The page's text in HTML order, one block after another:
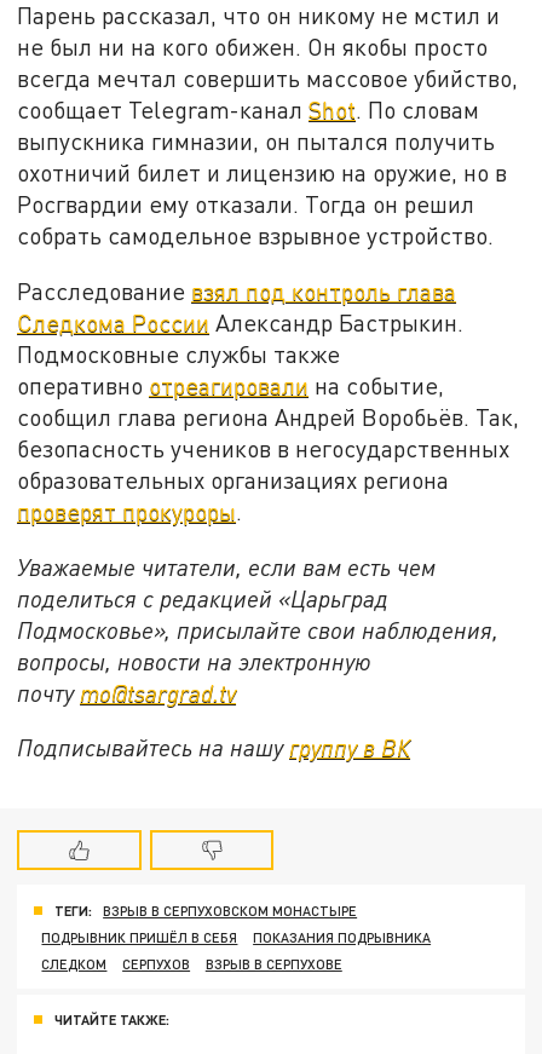
Парень рассказал, что он никому не мстил и
не был ни на кого обижен. Он якобы просто
всегда мечтал совершить массовое убийство,
сообщает Telegram-каналShot. По словам
выпускника гимназии, он пытался получить
охотничий билет и лицензию на оружие, но в
Росгвардии ему отказали. Тогда он решил
собрать самодельное взрывное устройство.
Расследование взял под контроль глава
Следкома России Александр Бастрыкин.
Подмосковные службы также
оперативно отреагировали на событие,
сообщил глава региона Андрей Воробьёв. Так,
безопасность учеников в негосударственных
образовательных организациях региона
проверят прокуроры.
Уважаемые читатели, если вам есть чем
поделиться с редакцией «Царьград
Подмосковье», присылайте свои наблюдения,
вопросы, новости на электронную
почту mo@tsargrad.tv
Подписывайтесь на нашу группу в ВК
ТЕГИ:
ВЗРЫВ В СЕРПУХОВСКОМ МОНАСТЫРЕ
ПОДРЫВНИК ПРИШЁЛ В СЕБЯ
ПОКАЗАНИЯ ПОДРЫВНИКА
СЛЕДКОМ
СЕРПУХОВ ВЗРЫВ В СЕРПУХОВЕ
ЧИТАЙТЕ ТАКЖЕ: